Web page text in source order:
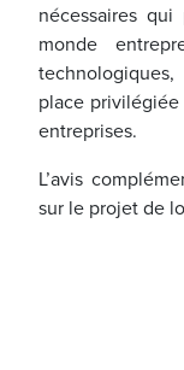
nécessaires
monde
place
entreprises.
L’avis
sur le projet de